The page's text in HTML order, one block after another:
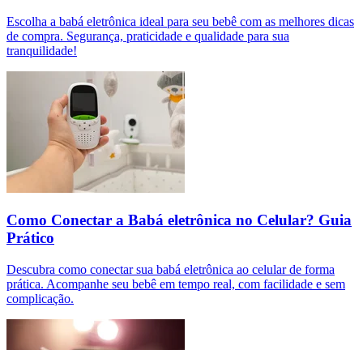
Escolha a babá eletrônica ideal para seu bebê com as melhores dicas
de compra. Segurança, praticidade e qualidade para sua
tranquilidade!
Como Conectar a Babá eletrônica no Celular? Guia
Prático
Descubra como conectar sua babá eletrônica ao celular de forma
prática. Acompanhe seu bebê em tempo real, com facilidade e sem
complicação.